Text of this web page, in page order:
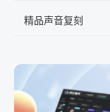
精品声音复刻